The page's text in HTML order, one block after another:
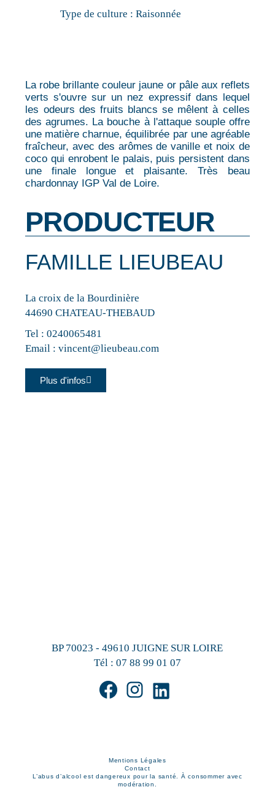
Type de culture : Raisonnée
La robe brillante couleur jaune or pâle aux reflets
verts s'ouvre sur un nez expressif dans lequel
les odeurs des fruits blancs se mêlent à celles
des agrumes. La bouche à l'attaque souple offre
une matière charnue, équilibrée par une agréable
fraîcheur, avec des arômes de vanille et noix de
coco qui enrobent le palais, puis persistent dans
une finale longue et plaisante. Très beau
chardonnay IGP Val de Loire.
PRODUCTEUR
FAMILLE LIEUBEAU
La croix de la Bourdinière
44690 CHATEAU-THEBAUD
Tel :0240065481
Email :vincent@lieubeau.com
Plus d'infos
BP 70023 - 49610 JUIGNE SUR LOIRE
Tél : 07 88 99 01 07
Mentions Légales
Contact
L’abus d’alcool est dangereux pour la santé. À consommer avec
modération.